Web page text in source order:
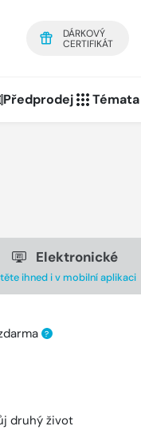
DÁRKOVÝ
CERTIFIKÁT
Předprodej Témata
Elektronické
ihned i v mobilní aplikaci
?
druhý život